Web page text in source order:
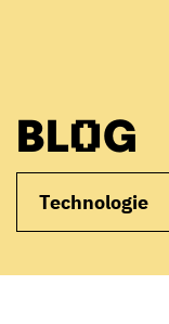
BLOG
Technologie